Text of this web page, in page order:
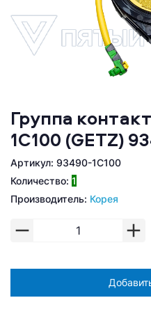
Группа
1С100 (GETZ)
Артикул: 93490-1C100
Количество: 1
Производитель: Корея